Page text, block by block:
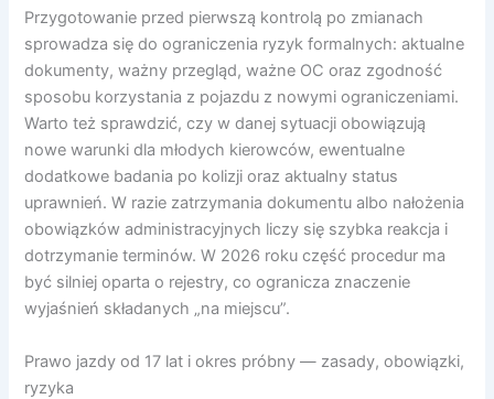
Przygotowanie przed pierwszą kontrolą po zmianach
sprowadza się do ograniczenia ryzyk formalnych: aktualne
dokumenty, ważny przegląd, ważne OC oraz zgodność
sposobu korzystania z pojazdu z nowymi ograniczeniami.
Warto też sprawdzić, czy w danej sytuacji obowiązują
nowe warunki dla młodych kierowców, ewentualne
dodatkowe badania po kolizji oraz aktualny status
uprawnień. W razie zatrzymania dokumentu albo nałożenia
obowiązków administracyjnych liczy się szybka reakcja i
dotrzymanie terminów. W 2026 roku część procedur ma
być silniej oparta o rejestry, co ogranicza znaczenie
wyjaśnień składanych „na miejscu”.
Prawo jazdy od 17 lat i okres próbny — zasady, obowiązki,
ryzyka